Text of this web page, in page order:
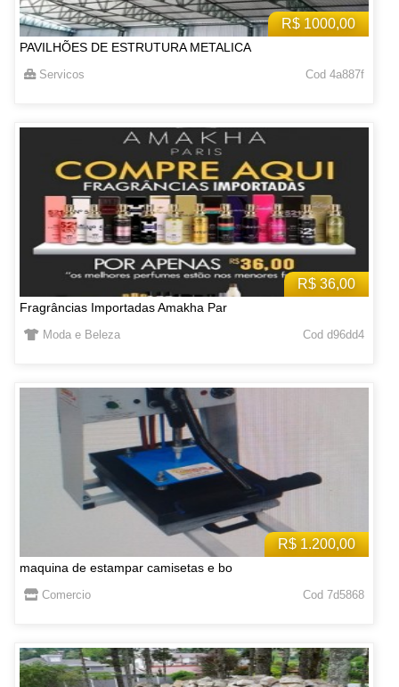
R$ 1000,00
PAVILHÕES DE ESTRUTURA METALICA
Servicos Cod 4a887f
R$ 36,00
Fragrâncias Importadas Amakha Par
Moda e Beleza Cod d96dd4
R$ 1.200,00
maquina de estampar camisetas e bo
Comercio Cod 7d5868